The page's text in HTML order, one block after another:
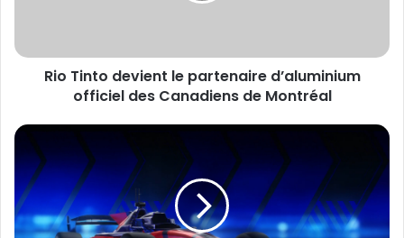
Canadiens
Rio Tinto devient le partenaire d’aluminium
officiel des Canadiens de Montréal
ASPIRE
des
Émirats
arabes
unis
redéfinit